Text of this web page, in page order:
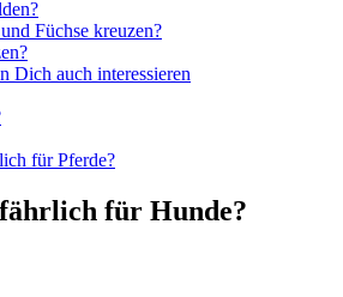
Füchse kreuzen?
Dich auch interessieren
für Pferde?
für Hunde?